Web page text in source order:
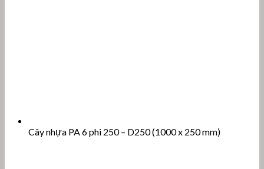
Cây nhựa PA 6 phi 250 – D250 (1000 x 250 mm)